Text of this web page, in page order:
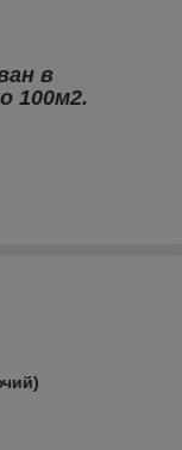
в
100м2.